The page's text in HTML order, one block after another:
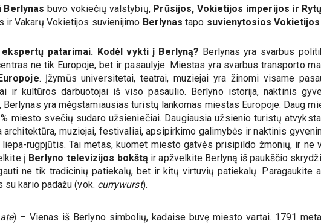
Berlynas buvo vokiečių valstybių, Prūsijos, Vokietijos imperijos ir
ir Vakarų Vokietijos suvienijimo Berlynas tapo suvienytosios
ekspertų patarimai. Kodėl vykti į Berlyną? Berlynas yra svarbus
ne tik Europoje, bet ir pasaulyje. Miestas yra svarbus transporto
. Įžymūs universitetai, teatrai, muziejai yra žinomi visame
ir kultūros darbuotojai iš viso pasaulio. Berlyno istorija, naktinis
yra mėgstamiausias turistų lankomas miestas Europoje. Daug
miesto svečių sudaro užsieniečiai. Daugiausia užsienio turistų
muziejai, festivaliai, apsipirkimo galimybės ir naktinis
rugpjūtis. Tai metas, kuomet miesto gatvės prisipildo žmonių, ir ne
į Berlyno televizijos bokštą ir apžvelkite Berlyną iš paukščio
ne tik tradicinių patiekalų, bet ir kitų virtuvių patiekalų. Paragaukite
kario padažu (vok. currywurst).
) – Vienas iš Berlyno simbolių, kadaise buvę miesto vartai. 1791